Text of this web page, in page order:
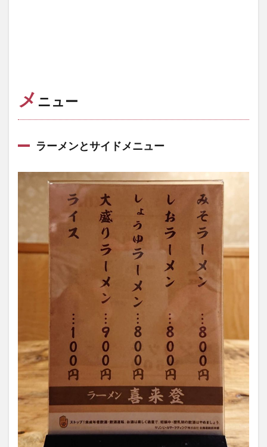
メ ニュー
ラーメンとサイドメニュー